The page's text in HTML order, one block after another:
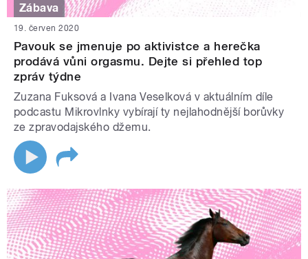
Zábava
19. červen 2020
Pavouk se jmenuje po aktivistce a herečka
prodává vůni orgasmu. Dejte si přehled top
zpráv týdne
Zuzana Fuksová a Ivana Veselková v aktuálním díle
podcastu Mikrovlnky vybírají ty nejlahodnější borůvky
ze zpravodajského džemu.